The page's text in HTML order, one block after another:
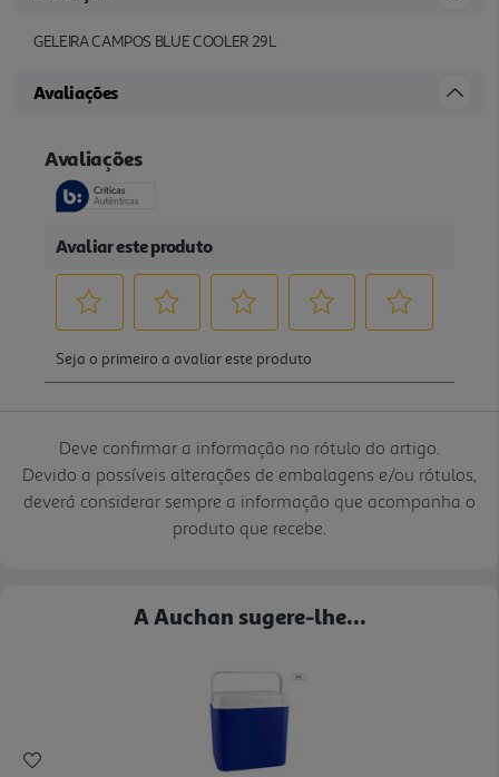
GELEIRA CAMPOS BLUE COOLER 29L
Avaliações
Deve confirmar a informação no rótulo do artigo.
Devido a possíveis alterações de embalagens e/ou rótulos,
deverá considerar sempre a informação que acompanha o
produto que recebe.
A Auchan sugere-lhe...